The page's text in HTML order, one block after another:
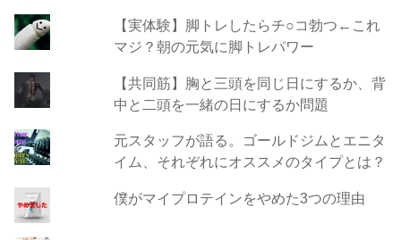
【実体験】脚トレしたらチ○コ勃つ←これ
マジ？朝の元気に脚トレパワー
【共同筋】胸と三頭を同じ日にするか、背
中と二頭を一緒の日にするか問題
元スタッフが語る。ゴールドジムとエニタ
イム、それぞれにオススメのタイプとは？
僕がマイプロテインをやめた3つの理由